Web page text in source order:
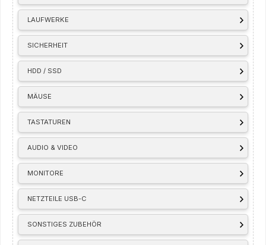
LAUFWERKE
SICHERHEIT
HDD / SSD
MÄUSE
TASTATUREN
AUDIO & VIDEO
MONITORE
NETZTEILE USB-C
SONSTIGES ZUBEHÖR